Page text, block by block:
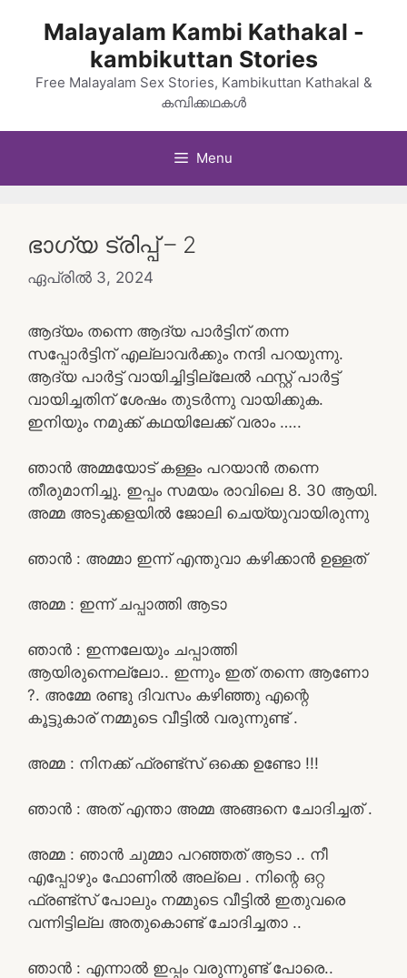
Malayalam Kambi Kathakal -
kambikuttan Stories
Free Malayalam Sex Stories, Kambikuttan Kathakal &
കമ്പിക്കഥകൾ
Menu
ഭാഗ്യ ട്രിപ്പ് – 2
ഏപ്രിൽ 3, 2024
ആദ്യം തന്നെ ആദ്യ പാർട്ടിന് തന്ന
സപ്പോർട്ടിന് എല്ലാവർക്കും നന്ദി പറയുന്നു.
ആദ്യ പാർട്ട് വായിച്ചിട്ടില്ലേൽ ഫസ്റ്റ് പാർട്ട്
വായിച്ചതിന് ശേഷം തുടർന്നു വായിക്കുക.
ഇനിയും നമുക്ക് കഥയിലേക്ക് വരാം …..
ഞാൻ അമ്മയോട് കള്ളം പറയാൻ തന്നെ
തീരുമാനിച്ചു. ഇപ്പം സമയം രാവിലെ 8. 30 ആയി.
അമ്മ അടുക്കളയിൽ ജോലി ചെയ്യുവായിരുന്നു
ഞാൻ : അമ്മാ ഇന്ന് എന്തുവാ കഴിക്കാൻ ഉള്ളത്
അമ്മ : ഇന്ന് ചപ്പാത്തി ആടാ
ഞാൻ : ഇന്നലേയും ചപ്പാത്തി
ആയിരുന്നെല്ലോ.. ഇന്നും ഇത് തന്നെ ആണോ
?. അമ്മേ രണ്ടു ദിവസം കഴിഞ്ഞു എന്റെ
കൂട്ടുകാര് നമ്മുടെ വീട്ടിൽ വരുന്നുണ്ട് .
അമ്മ : നിനക്ക് ഫ്രണ്ട്‌സ് ഒക്കെ ഉണ്ടോ !!!
ഞാൻ : അത് എന്താ അമ്മ അങ്ങനെ ചോദിച്ചത് .
അമ്മ : ഞാൻ ചുമ്മാ പറഞ്ഞത് ആടാ .. നീ
എപ്പോഴും ഫോണിൽ അല്ലെ . നിന്റെ ഒറ്റ
ഫ്രണ്ട്സ് പോലും നമ്മുടെ വീട്ടിൽ ഇതുവരെ
വന്നിട്ടില്ല അതുകൊണ്ട് ചോദിച്ചതാ ..
ഞാൻ : എന്നാൽ ഇപ്പം വരുന്നുണ്ട് പോരെ..